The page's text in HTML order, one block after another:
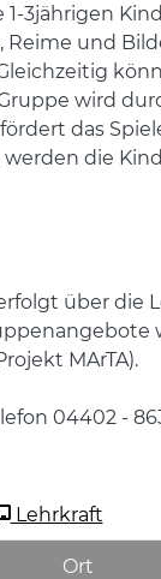
3jährigen
und
wird
das
die
über die
MArTA).
04402 -
Lehrkraft
Ort